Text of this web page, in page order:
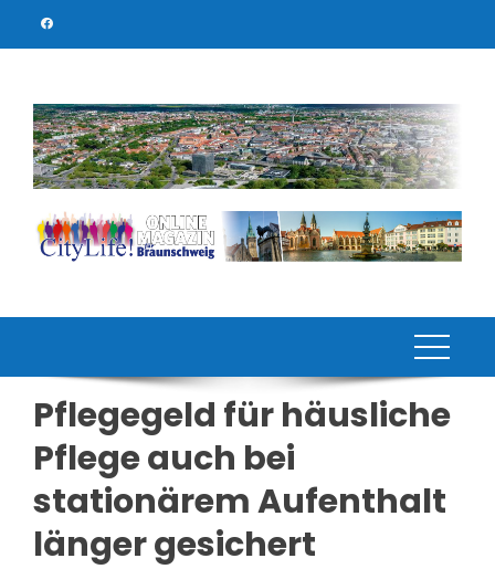
Pflegegeld für häusliche
Pflege auch bei
stationärem Aufenthalt
länger gesichert